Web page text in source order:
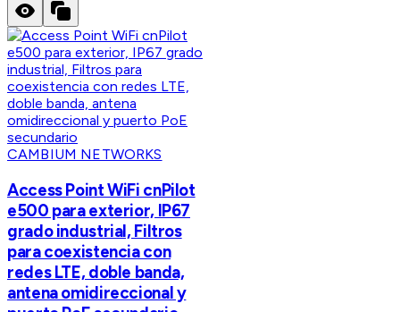
CAMBIUM NETWORKS
Access Point WiFi cnPilot
e500 para exterior, IP67
grado industrial, Filtros
para coexistencia con
redes LTE, doble banda,
antena omidireccional y